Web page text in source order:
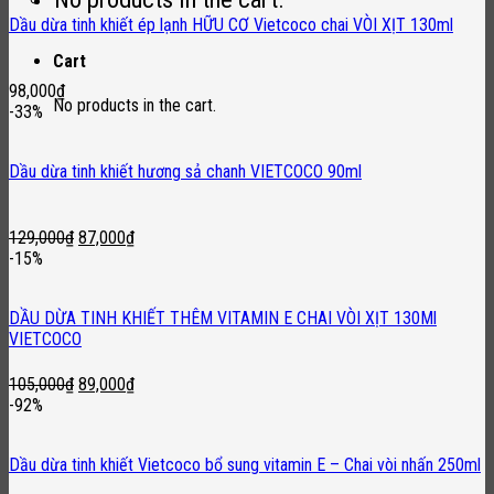
Cart
No products in the cart.
was:
50,000₫.
is:
39,000₫.
Dầu dừa tinh khiết ép lạnh HỮU CƠ Vietcoco chai VÒI XỊT 130ml
98,000₫
-33%
Dầu dừa tinh khiết hương sả chanh VIETCOCO 90ml
129,000₫ Original
87,000₫Current
-15%
DẦU DỪA TINH KHIẾT THÊM VITAMIN E CHAI VÒI XỊT 130Ml
VIETCOCO
105,000₫ Original
89,000₫Current
-92%
Dầu dừa tinh khiết Vietcoco bổ sung vitamin E – Chai vòi nhấn 250ml